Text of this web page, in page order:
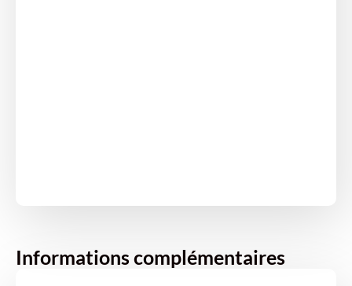
Informations complémentaires